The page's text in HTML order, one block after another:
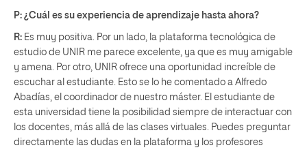
P: ¿Cuál es su experiencia de aprendizaje hasta ahora?
R: Es muy positiva. Por un lado, la plataforma tecnológica de
estudio de UNIR me parece excelente, ya que es muy amigable
y amena. Por otro, UNIR ofrece una oportunidad increíble de
escuchar al estudiante. Esto se lo he comentado a Alfredo
Abadías, el coordinador de nuestro máster. El estudiante de
esta universidad tiene la posibilidad siempre de interactuar con
los docentes, más allá de las clases virtuales. Puedes preguntar
directamente las dudas en la plataforma y los profesores